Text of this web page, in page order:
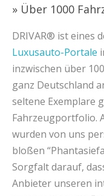
» Über 1000
DRIVAR® ist eines
Luxusauto-Portale
inzwischen über
ganz Deutschland
seltene Exemplare
Fahrzeugportfolio.
wurden von uns
bloßen
Sorgfalt darauf,
Anbieter unseren